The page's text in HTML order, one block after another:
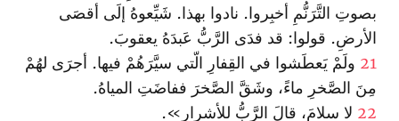
بصوتِ التَّرَنُّمِ أخبِروا. نادوا بهذا. شَيِّعوهُ إلَى أقصَى
الأرضِ. قولوا: قد فدَى الرَّبُّ عَبدَهُ يعقوبَ.
21 ولَمْ يَعطَشوا في القِفارِ الّتي سيَّرَهُمْ فيها. أجرَى لهُمْ
مِنَ الصَّخرِ ماءً، وشَقَّ الصَّخرَ ففاضَتِ المياهُ.
22 لا سلامَ، قالَ الرَّبُّ للأشرارِ».